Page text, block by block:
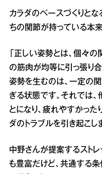
カラダのベースづくりとな
ちの関節が持っている本
「正しい姿勢とは、個々
の筋肉が均等に引っ張り
姿勢を生むのは、一定の
ぎる状態です。それでは
とになり、疲れやすかった
ダのトラブルを引き起こしま
中野さんが提案するスト
も豊富だけど、共通する